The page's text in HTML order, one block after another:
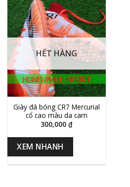
HẾT HÀNG
Giày đá bóng CR7 Mercurial
cổ cao màu da cam
300,000 ₫
XEM NHANH